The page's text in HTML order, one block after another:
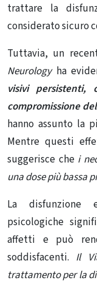
trattare la
considerato sicuro
Tuttavia, un
Neurologyha
visivi
compromissione
hanno assunto la
Mentre questi
suggerisce chei
una dose più bassa
La disfunzione
psicologiche
affetti e può
soddisfacenti. Il
trattamento per la